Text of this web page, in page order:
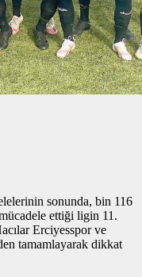
sonunda, bin 116
mücadele ettiği ligin 11.
Erciyesspor ve
tamamlayarak dikkat